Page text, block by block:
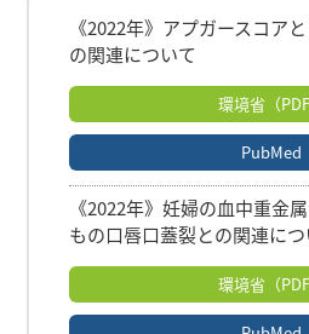
《2022年》アプガースコア
の関連について
環境省（PDF
PubMed
《2022年》妊婦の⾎中重⾦
もの⼝唇⼝蓋裂との関連に
環境省（PDF